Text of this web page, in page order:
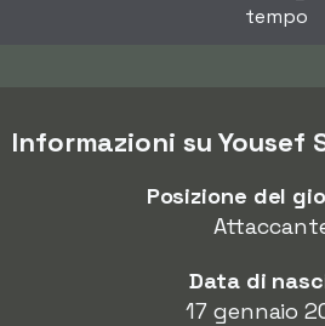
tempo
Informazioni su Yousef
Posizione del
Data di
17 gennaio